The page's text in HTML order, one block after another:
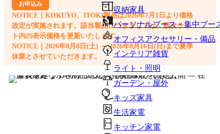
収納家具
パーソナルブース・集中ブー
オフィスアクセサリー・備品
インテリア雑貨
ライト・照明
ガーデン・屋外
キッズ家具
生活家電
キッチン家電
お申込み
NOTICE｜KOKUYO、ITOKI製品は2026年7月1日より価格
改定が実施されます。該当製品につきましては、順次サイ
ト内の表示価格を更新いたします。
NOTICE｜2026年8月8日(土) ～ 2026年8月16日(日)まで夏季
休業とさせていただきます。